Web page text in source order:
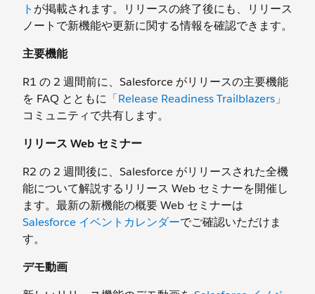
ト が掲載されます。リリースの終了後にも、リリース
ノートで新機能や更新に関する情報を確認できます。
主要機能
R1 の 2 週間前に、Salesforce がリリースの主要機能
を FAQ とともに 「Release Readiness Trailblazers」
コミュニティで共有します。
リリース Web セミナー
R2 の 2 週間後に、Salesforce がリリースされた全機
能について解説するリリース Web セミナーを開催し
ます。最新の新機能の概要 Web セミナーは
Salesforce イベントカレンダーでご確認いただけま
す。
デモ動画